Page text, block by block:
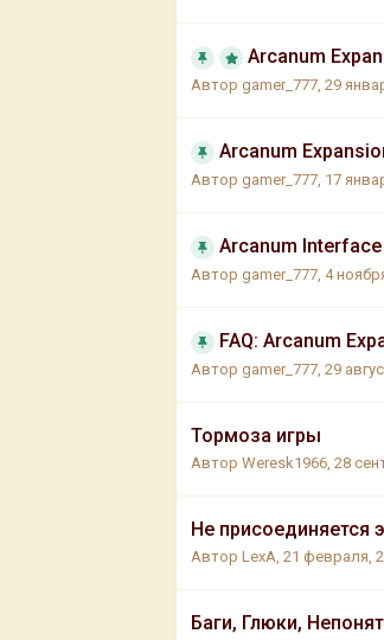
Arcanum
Авторgamer_777 ,29
Arcanum
Авторgamer_777 17
Arcanum
Авторgamer_777 4
FAQ: Arcanum
Авторgamer_777 ,29
Тормоза игры
АвторWeresk1966 ,28
Не присоединяется
АвторLexA ,21 февраля,
Баги, Глюки,